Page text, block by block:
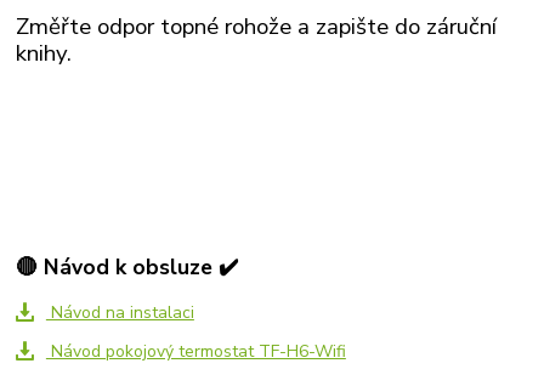
Změřte odpor topné rohože a zapište do záruční
knihy.
🔴 Návod k obsluze ✔️
Návod na instalaci
Návod pokojový termostat TF-H6-Wifi